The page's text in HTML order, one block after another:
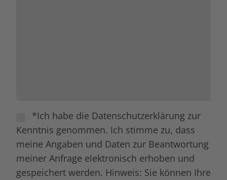
*Ich habe die Datenschutzerklärung zur
Kenntnis genommen. Ich stimme zu, dass
meine Angaben und Daten zur Beantwortung
meiner Anfrage elektronisch erhoben und
gespeichert werden. Hinweis: Sie können Ihre